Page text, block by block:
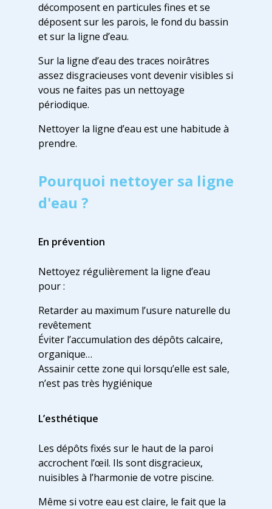
décomposent en particules fines et se
déposent sur les parois, le fond du bassin
et sur la ligne d’eau.
Sur la ligne d’eau des traces noirâtres
assez disgracieuses vont devenir visibles si
vous ne faites pas un nettoyage
périodique.
Nettoyer la ligne d’eau est une habitude à
prendre.
Pourquoi nettoyer sa ligne
d'eau ?
En prévention
Nettoyez régulièrement la ligne d’eau
pour :
Retarder au maximum l’usure naturelle du
revêtement
Éviter l’accumulation des dépôts calcaire,
organique…
Assainir cette zone qui lorsqu’elle est sale,
n’est pas très hygiénique
L’esthétique
Les dépôts fixés sur le haut de la paroi
accrochent l’œil. Ils sont disgracieux,
nuisibles à l’harmonie de votre piscine.
Même si votre eau est claire, le fait que la